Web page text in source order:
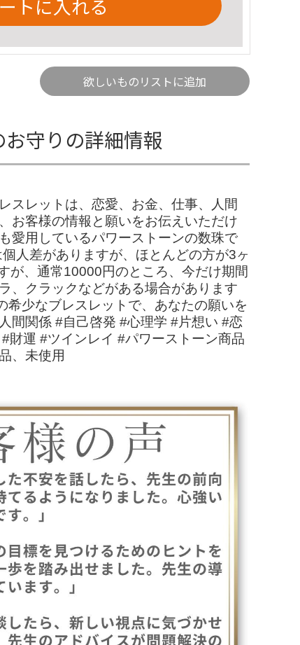
トに入れる
欲しいものリストに追加
守りの詳細情報
スレットは、恋愛、お金、仕事、人間
お客様の情報と願いをお伝えいただけ
愛用しているパワーストーンの数珠で
人差がありますが、ほとんどの方が3ヶ
が、通常10000円のところ、今だけ期間
、クラックなどがある場合があります
少なブレスレットで、あなたの願いを
間関係 #自己啓発 #心理学 #片想い #恋
財運 #ツインレイ #パワーストーン商品
、未使用